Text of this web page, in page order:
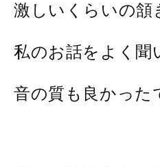
激しいくらいの頷
私のお話をよく聞
音の質も良かっ